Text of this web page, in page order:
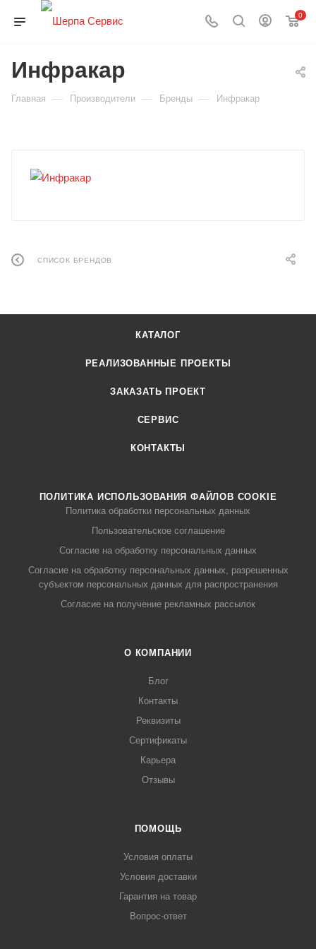
0
Инфракар
Главная — Производители — Бренды — Инфракар
СПИСОК БРЕНДОВ
КАТАЛОГ
РЕАЛИЗОВАННЫЕ ПРОЕКТЫ
ЗАКАЗАТЬ ПРОЕКТ
СЕРВИС
КОНТАКТЫ
ПОЛИТИКА ИСПОЛЬЗОВАНИЯ ФАЙЛОВ COOKIE
Политика обработки персональных данных
Пользовательское соглашение
Согласие на обработку персональных данных
Согласие на обработку персональных данных, разрешенных
субъектом персональных данных для распространения
Согласие на получение рекламных рассылок
О КОМПАНИИ
Блог
Контакты
Реквизиты
Сертификаты
Карьера
Отзывы
ПОМОЩЬ
Условия оплаты
Условия доставки
Гарантия на товар
Вопрос-ответ